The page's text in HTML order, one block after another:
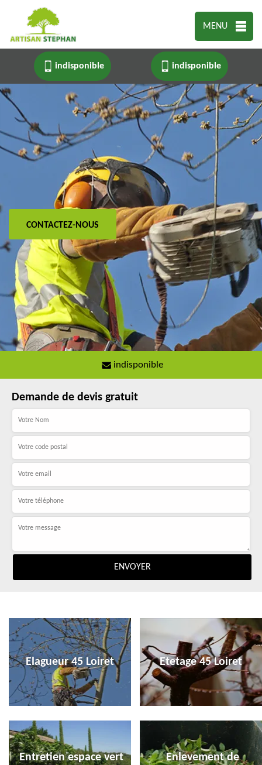
MENU
indisponible indisponible
CONTACTEZ-NOUS
indisponible
Demande de devis gratuit
Elagueur 45 Loiret Etetage 45 Loiret
Entretien espace vert
Enlevement de